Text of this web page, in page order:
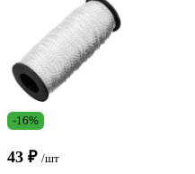
-16%
43 ₽ /шт